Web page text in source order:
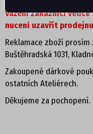
PANTOFLE, ŽABKY
DOMÁCÍ OBUV
SANDÁLE
POLOBOTKY
Vážení zákazníci
nuceni uzavřít
Reklamace zboží
Buštěhradská 1031,
Zakoupené dárkové
ostatních Ateliérech.
Děkujeme za pochopení.